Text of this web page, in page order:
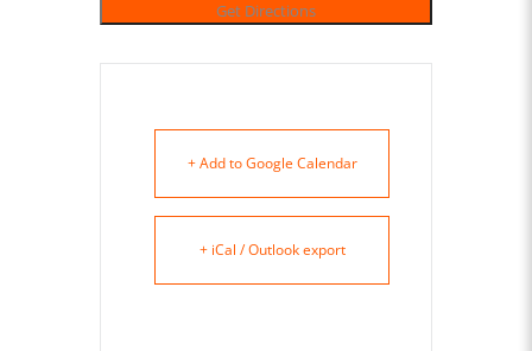
+ Add to Google Calendar
+ iCal / Outlook export